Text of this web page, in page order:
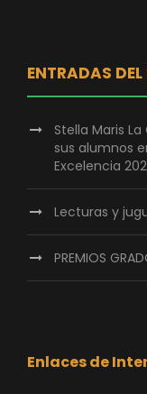
ENTRADAS
Stella Maris
sus alumnos
Excelencia
Lecturas y
PREMIOS
Enlaces de